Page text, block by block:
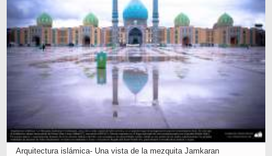
Arquitectura islámica- Una vista de la mezquita Jamkaran